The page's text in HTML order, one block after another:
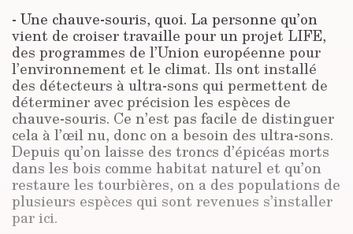
- Une chauve-souris, quoi. La personne qu’on
vient de croiser travaille pour un projet LIFE,
des programmes de l’Union européenne pour
l’environnement et le climat. Ils ont installé
des détecteurs à ultra-sons qui permettent de
déterminer avec précision les espèces de
chauve-souris. Ce n’est pas facile de distinguer
cela à l’œil nu, donc on a besoin des ultra-sons.
Depuis qu’on laisse des troncs d’épicéas morts
dans les bois comme habitat naturel et qu’on
restaure les tourbières, on a des populations de
plusieurs espèces qui sont revenues s’installer
par ici.